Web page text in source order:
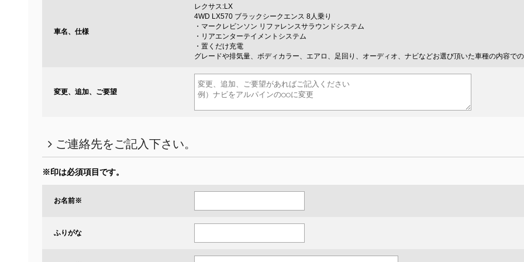
車名、仕様
レクサス:LX
4WD LX570 ブラックシークエンス 8人乗り
・マークレビンソン リファレンスサラウンドシステム
・リアエンターテイメントシステム
・置くだけ充電
グレードや排気量、ボディカラー、エアロ、足回り、オーディオ、ナビなどお選び頂いた車種の内容での
変更、追加、ご要望
ご連絡先をご記入下さい。
※印は必須項目です。
お名前※
ふりがな